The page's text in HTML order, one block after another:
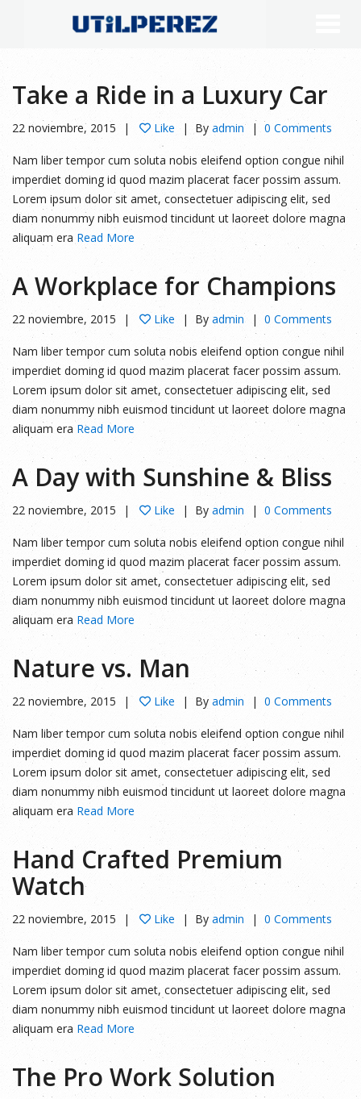
Take a Ride in a Luxury Car
22 noviembre, 2015 Like By admin 0 Comments
Nam liber tempor cum soluta nobis eleifend option congue nihil
imperdiet doming id quod mazim placerat facer possim assum.
Lorem ipsum dolor sit amet, consectetuer adipiscing elit, sed
diam nonummy nibh euismod tincidunt ut laoreet dolore magna
aliquam era Read More
A Workplace for Champions
22 noviembre, 2015 Like By admin 0 Comments
Nam liber tempor cum soluta nobis eleifend option congue nihil
imperdiet doming id quod mazim placerat facer possim assum.
Lorem ipsum dolor sit amet, consectetuer adipiscing elit, sed
diam nonummy nibh euismod tincidunt ut laoreet dolore magna
aliquam era Read More
A Day with Sunshine & Bliss
22 noviembre, 2015 Like By admin 0 Comments
Nam liber tempor cum soluta nobis eleifend option congue nihil
imperdiet doming id quod mazim placerat facer possim assum.
Lorem ipsum dolor sit amet, consectetuer adipiscing elit, sed
diam nonummy nibh euismod tincidunt ut laoreet dolore magna
aliquam era Read More
Nature vs. Man
22 noviembre, 2015 Like By admin 0 Comments
Nam liber tempor cum soluta nobis eleifend option congue nihil
imperdiet doming id quod mazim placerat facer possim assum.
Lorem ipsum dolor sit amet, consectetuer adipiscing elit, sed
diam nonummy nibh euismod tincidunt ut laoreet dolore magna
aliquam era Read More
Hand Crafted Premium
Watch
22 noviembre, 2015 Like By admin 0 Comments
Nam liber tempor cum soluta nobis eleifend option congue nihil
imperdiet doming id quod mazim placerat facer possim assum.
Lorem ipsum dolor sit amet, consectetuer adipiscing elit, sed
diam nonummy nibh euismod tincidunt ut laoreet dolore magna
aliquam era Read More
The Pro Work Solution